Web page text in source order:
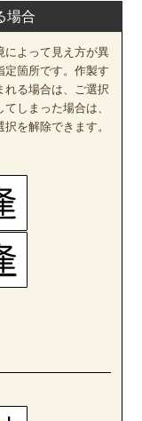
場合
によって見え方が異
定箇所です。作製す
れる場合は、ご選択
しまった場合は、
を解除できます。